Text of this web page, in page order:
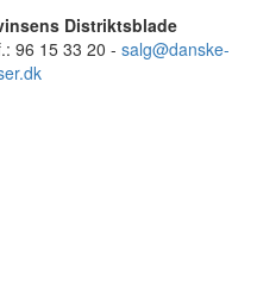
Distriktsblade
96 15 33 20 - salg@danske-